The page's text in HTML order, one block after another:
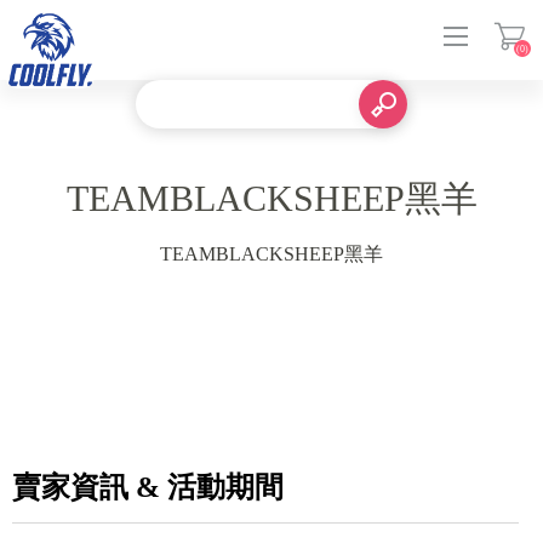
(0)
TEAMBLACKSHEEP黑羊
TEAMBLACKSHEEP黑羊
賣家資訊 & 活動期間